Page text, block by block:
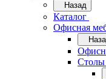
Назад
Каталог
Офисная